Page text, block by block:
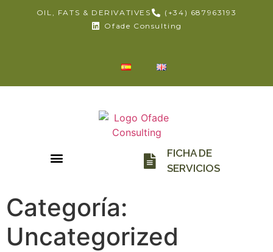
OIL, FATS & DERIVATIVES
(+34) 687963193
Ofade Consulting
FICHA DE
SERVICIOS
Categoría:
Uncategorized